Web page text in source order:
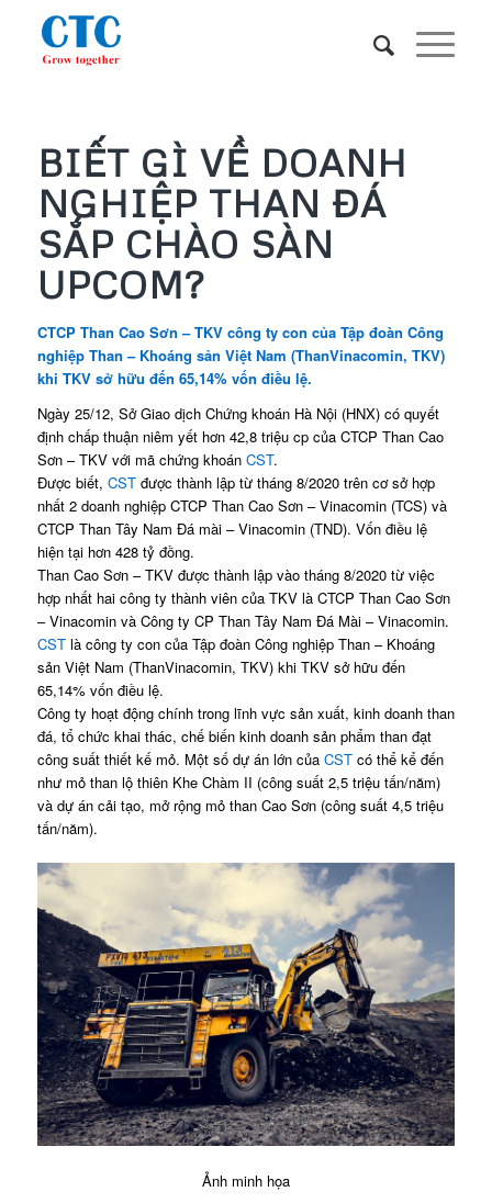
BIẾT GÌ VỀ DOANH
NGHIỆP THAN ĐÁ
SẮP CHÀO SÀN
UPCOM?
CTCP Than Cao Sơn – TKV công ty con của Tập đoàn Công
nghiệp Than – Khoáng sản Việt Nam (ThanVinacomin, TKV)
khi TKV sở hữu đến 65,14% vốn điều lệ.
Ngày 25/12, Sở Giao dịch Chứng khoán Hà Nội (HNX) có quyết
định chấp thuận niêm yết hơn 42,8 triệu cp của CTCP Than Cao
Sơn – TKV với mã chứng khoán CST.
Được biết, CSTđược thành lập từ tháng 8/2020 trên cơ sở hợp
nhất 2 doanh nghiệp CTCP Than Cao Sơn – Vinacomin (TCS) và
CTCP Than Tây Nam Đá mài – Vinacomin (TND). Vốn điều lệ
hiện tại hơn 428 tỷ đồng.
Than Cao Sơn – TKV được thành lập vào tháng 8/2020 từ việc
hợp nhất hai công ty thành viên của TKV là CTCP Than Cao Sơn
– Vinacomin và Công ty CP Than Tây Nam Đá Mài – Vinacomin.
CSTlà công ty con của Tập đoàn Công nghiệp Than – Khoáng
sản Việt Nam (ThanVinacomin, TKV) khi TKV sở hữu đến
65,14% vốn điều lệ.
Công ty hoạt động chính trong lĩnh vực sản xuất, kinh doanh than
đá, tổ chức khai thác, chế biến kinh doanh sản phẩm than đạt
công suất thiết kế mỏ. Một số dự án lớn của CSTcó thể kể đến
như mỏ than lộ thiên Khe Chàm II (công suất 2,5 triệu tấn/năm)
và dự án cải tạo, mở rộng mỏ than Cao Sơn (công suất 4,5 triệu
tấn/năm).
Ảnh minh họa